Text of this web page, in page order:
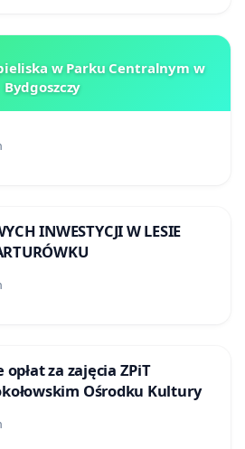
w Parku Centralnym w
Bydgoszczy
INWESTYCJI W LESIE
za zajęcia ZPiT
Ośrodku Kultury